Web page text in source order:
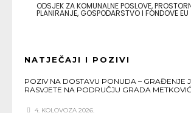
ODSJEK ZA KOMUNALNE POSLOVE,
PLANIRANJE, GOSPODARSTVO I FONDOVE EU
NATJEČAJI I POZIVI
POZIV NA DOSTAVU PONUDA – GRAĐENJE
RASVJETE NA PODRUČJU GRADA
4. KOLOVOZA 2026.